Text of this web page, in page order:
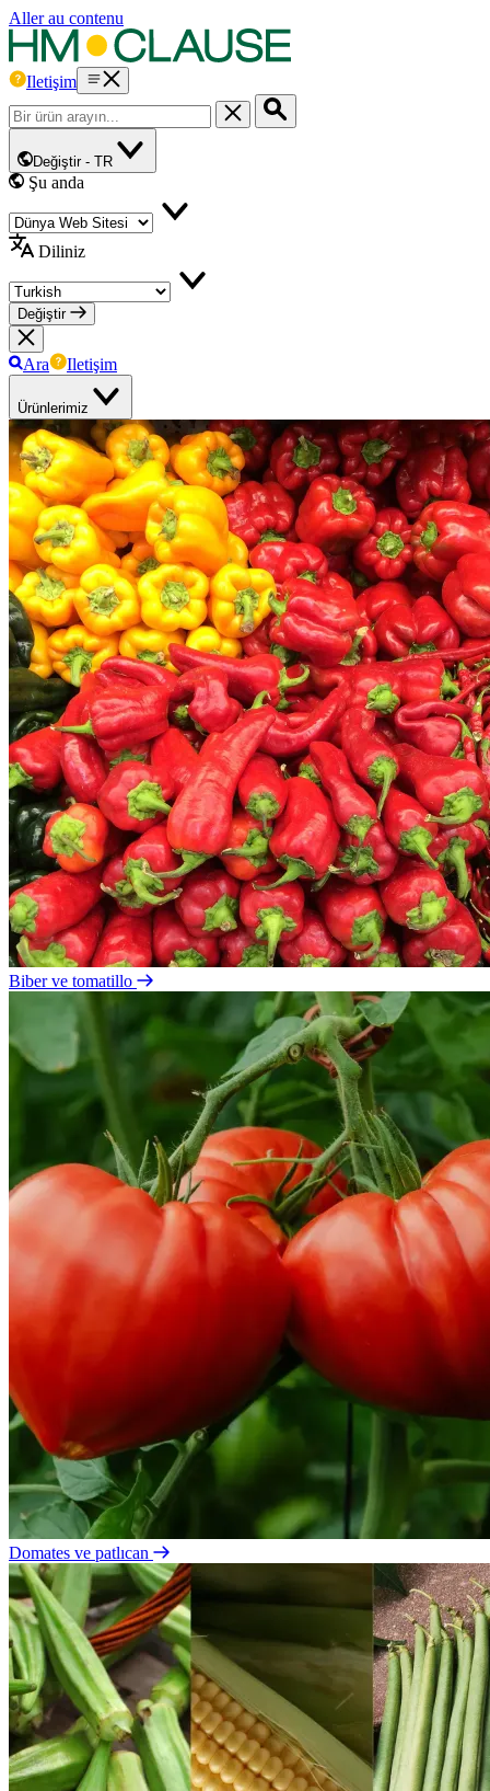
Aller au contenu
Iletişim
Değiştir - TR
Şu anda
Diliniz
Değiştir
Ara Iletişim
Ürünlerimiz
Biber ve tomatillo
Domates ve patlıcan